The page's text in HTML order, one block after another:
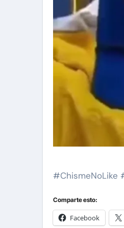
#ChismeNoLike
Comparte esto:
Facebook